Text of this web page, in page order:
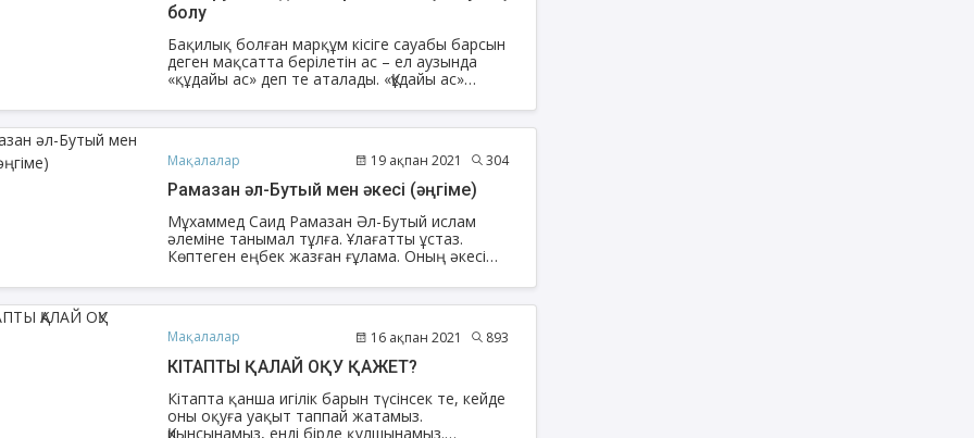
болу
Бақилық болған марқұм кісіге сауабы барсын
деген мақсатта берілетін ас – ел аузында
«құдайы ас» деп те аталады. «Құдайы ас»
Тағаланың разылығына қол жеткізу үшін
қайтыс болған марқұмға арнайы берілетін ас.
Мақалалар 19 ақпан 2021 304
Рамазан әл-Бутый мен әкесі (әңгіме)
Мұхаммед Саид Рамазан Әл-Бутый ислам
әлеміне танымал тұлға. Ұлағатты ұстаз.
Көптеген еңбек жазған ғұлама. Оның әкесі
діни қайраткері. Бұл оқиға...
Мақалалар 16 ақпан 2021 893
КІТАПТЫ ҚАЛАЙ ОҚУ ҚАЖЕТ?
Кітапта қанша игілік барын түсінсек те, кейде
оны оқуға уақыт таппай жатамыз.
Қиынсынамыз, енді бірде құлшынамыз.